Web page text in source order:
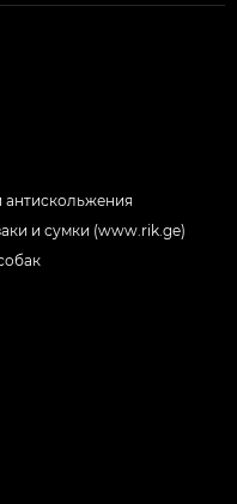
антискольжения
и сумки (www.rik.ge)